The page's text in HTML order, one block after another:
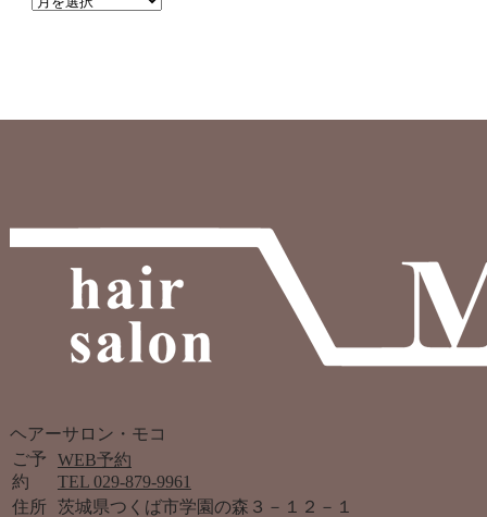
ヘアーサロン・モコ
ご予
約
WEB予約
TEL 029-879-9961
住所 茨城県つくば市学園の森３－１２－１